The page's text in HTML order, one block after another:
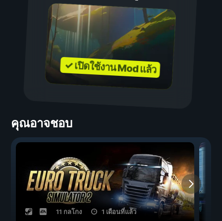
✓ เปิดใช้งาน Mod แล้ว
คุณอาจชอบ
11 กลโกง 1 เดือนที่แล้ว